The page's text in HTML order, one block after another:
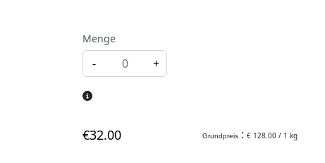
Menge
- +
€32.00 Grundpreis : € 128.00 / 1 kg